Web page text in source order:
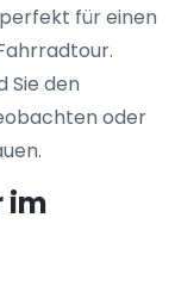
für einen
Sie den
oder
im